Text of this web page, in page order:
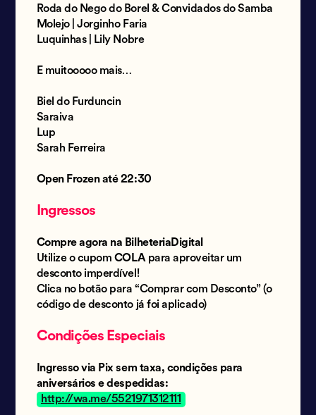
Roda do Nego do Borel & Convidados do Samba
Molejo | Jorginho Faria
Luquinhas | Lily Nobre
E muitooooo mais…
Biel do Furduncin
Saraiva
Lup
Sarah Ferreira
Open Frozen até 22:30
Ingressos
Compre agora na BilheteriaDigital
Utilize o cupom COLApara aproveitar um
desconto imperdível!
Clica no botão para “Comprar com Desconto” (o
código de desconto já foi aplicado)
Condições Especiais
Ingresso via Pix sem taxa, condições para
aniversários e despedidas:
http://wa.me/5521971312111